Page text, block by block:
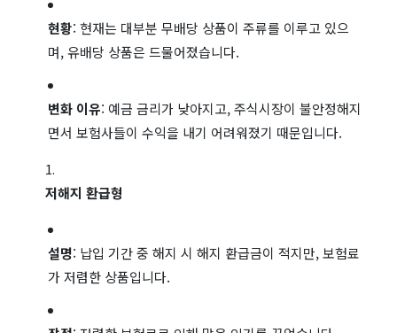
현황: 현재는 대부분 무배당 상품이 주류를 이루고 있으
며, 유배당 상품은 드물어졌습니다.
변화 이유: 예금 금리가 낮아지고, 주식시장이 불안정해지
면서 보험사들이 수익을 내기 어려워졌기 때문입니다.
저해지 환급형
설명: 납입 기간 중 해지 시 해지 환급금이 적지만, 보험료
가 저렴한 상품입니다.